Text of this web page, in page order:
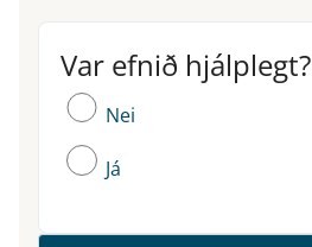
Var efnið hjálplegt?
Var efnið hjálplegt?
Nei
Já